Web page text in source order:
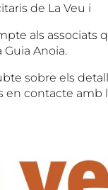
de La Veu i
als associats
Anoia.
sobre els
en contacte amb